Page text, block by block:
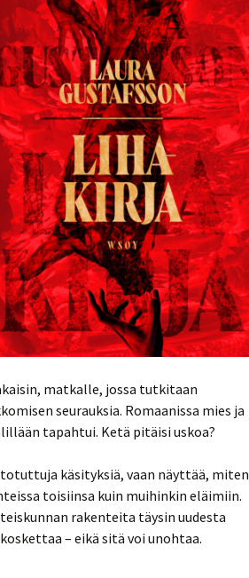
matkalle, jossa tutkitaan
seurauksia. Romaanissa mies ja
tapahtui. Ketä pitäisi uskoa?
käsityksiä, vaan näyttää, miten
toisiinsa kuin muihinkin eläimiin.
rakenteita täysin uudesta
– eikä sitä voi unohtaa.